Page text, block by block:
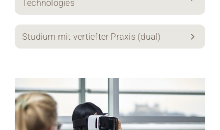
Technologies
Studium mit vertiefter Praxis (dual)